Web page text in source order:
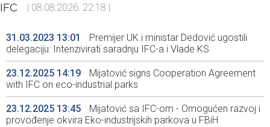
IFC | 08.08.2026. 22:18 |
31.03.2023 13:01
Premijer UK i ministar Dedović ugostili
delegaciju: Intenzivirati saradnju IFC-a i Vlade KS
23.12.2025 14:19
Mijatović signs Cooperation Agreement
with IFC on eco-industrial parks
23.12.2025 13:45
Mijatović sa IFC-om - Omogućen razvoj i
provođenje okvira Eko-industrijskih parkova u FBiH